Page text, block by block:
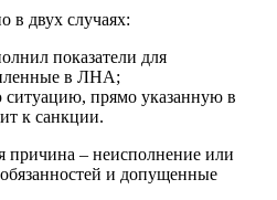
в двух случаях:
показатели для
в ЛНА;
прямо указанную в
к санкции.
причина – неисполнение или
и допущенные